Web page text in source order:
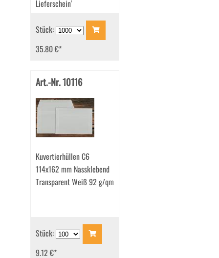
Lieferschein'
Stück:
35.80 €*
Art.-Nr. 10116
Kuvertierhüllen C6
114x162 mm Nassklebend
Transparent Weiß 92 g/qm
Stück:
9.12 €*